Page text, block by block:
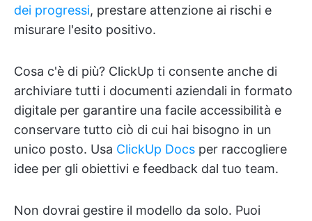
dei progressi, prestare attenzione ai rischi e
misurare l'esito positivo.
Cosa c'è di più? ClickUp ti consente anche di
archiviare tutti i documenti aziendali in formato
digitale per garantire una facile accessibilità e
conservare tutto ciò di cui hai bisogno in un
unico posto. Usa ClickUp Docs per raccogliere
idee per gli obiettivi e feedback dal tuo team.
Non dovrai gestire il modello da solo. Puoi